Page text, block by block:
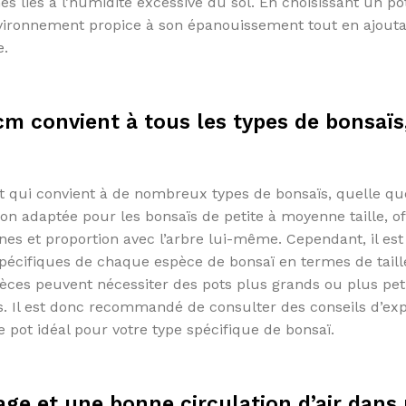
propice à son épanouissement tout en
convient à tous les types de
convient à de nombreux types de bonsaïs, quelle
adaptée pour les bonsaïs de petite à moyenne taille,
et proportion avec l’arbre lui-même. Cependant, il est
de chaque espèce de bonsaï en termes de
peuvent nécessiter des pots plus grands ou plus
est donc recommandé de consulter des conseils
idéal pour votre type spécifique de bonsaï.